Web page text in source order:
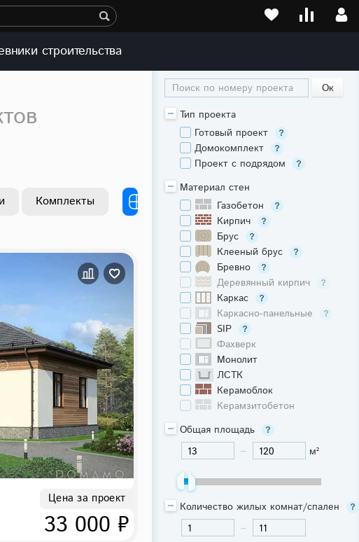
строительства
Комплекты
Цена за проект
33 000 ₽
Поиск по номеру проекта
Тип проекта
Готовый проект
Домокомплект
Проект с подрядом
Материал стен
Газобетон
Кирпич
Брус
Клееный брус
Бревно
Деревянный кирпич
Каркас
Каркасно-панельные
SIP
Фахверк
Монолит
ЛСТК
Керамоблок
Керамзитобетон
Общая площадь
м²
Количество жилых комнат/спален